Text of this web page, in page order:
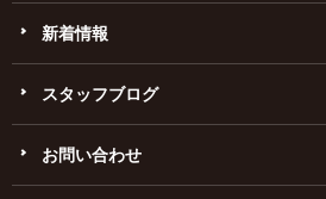
新着情報
スタッフブログ
お問い合わせ